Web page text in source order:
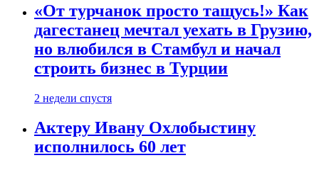
«От турчанок просто тащусь!» Как
дагестанец мечтал уехать в Грузию,
но влюбился в Стамбул и начал
строить бизнес в Турции
2 недели спустя
Актеру Ивану Охлобыстину
исполнилось 60 лет